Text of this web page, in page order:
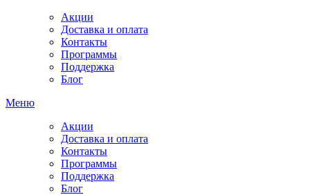
Акции
Доставка и оплата
Контакты
Программы
Поддержка
Блог
Меню
Акции
Доставка и оплата
Контакты
Программы
Поддержка
Блог